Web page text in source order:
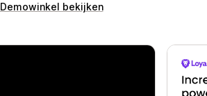
Demowinkel bekijken